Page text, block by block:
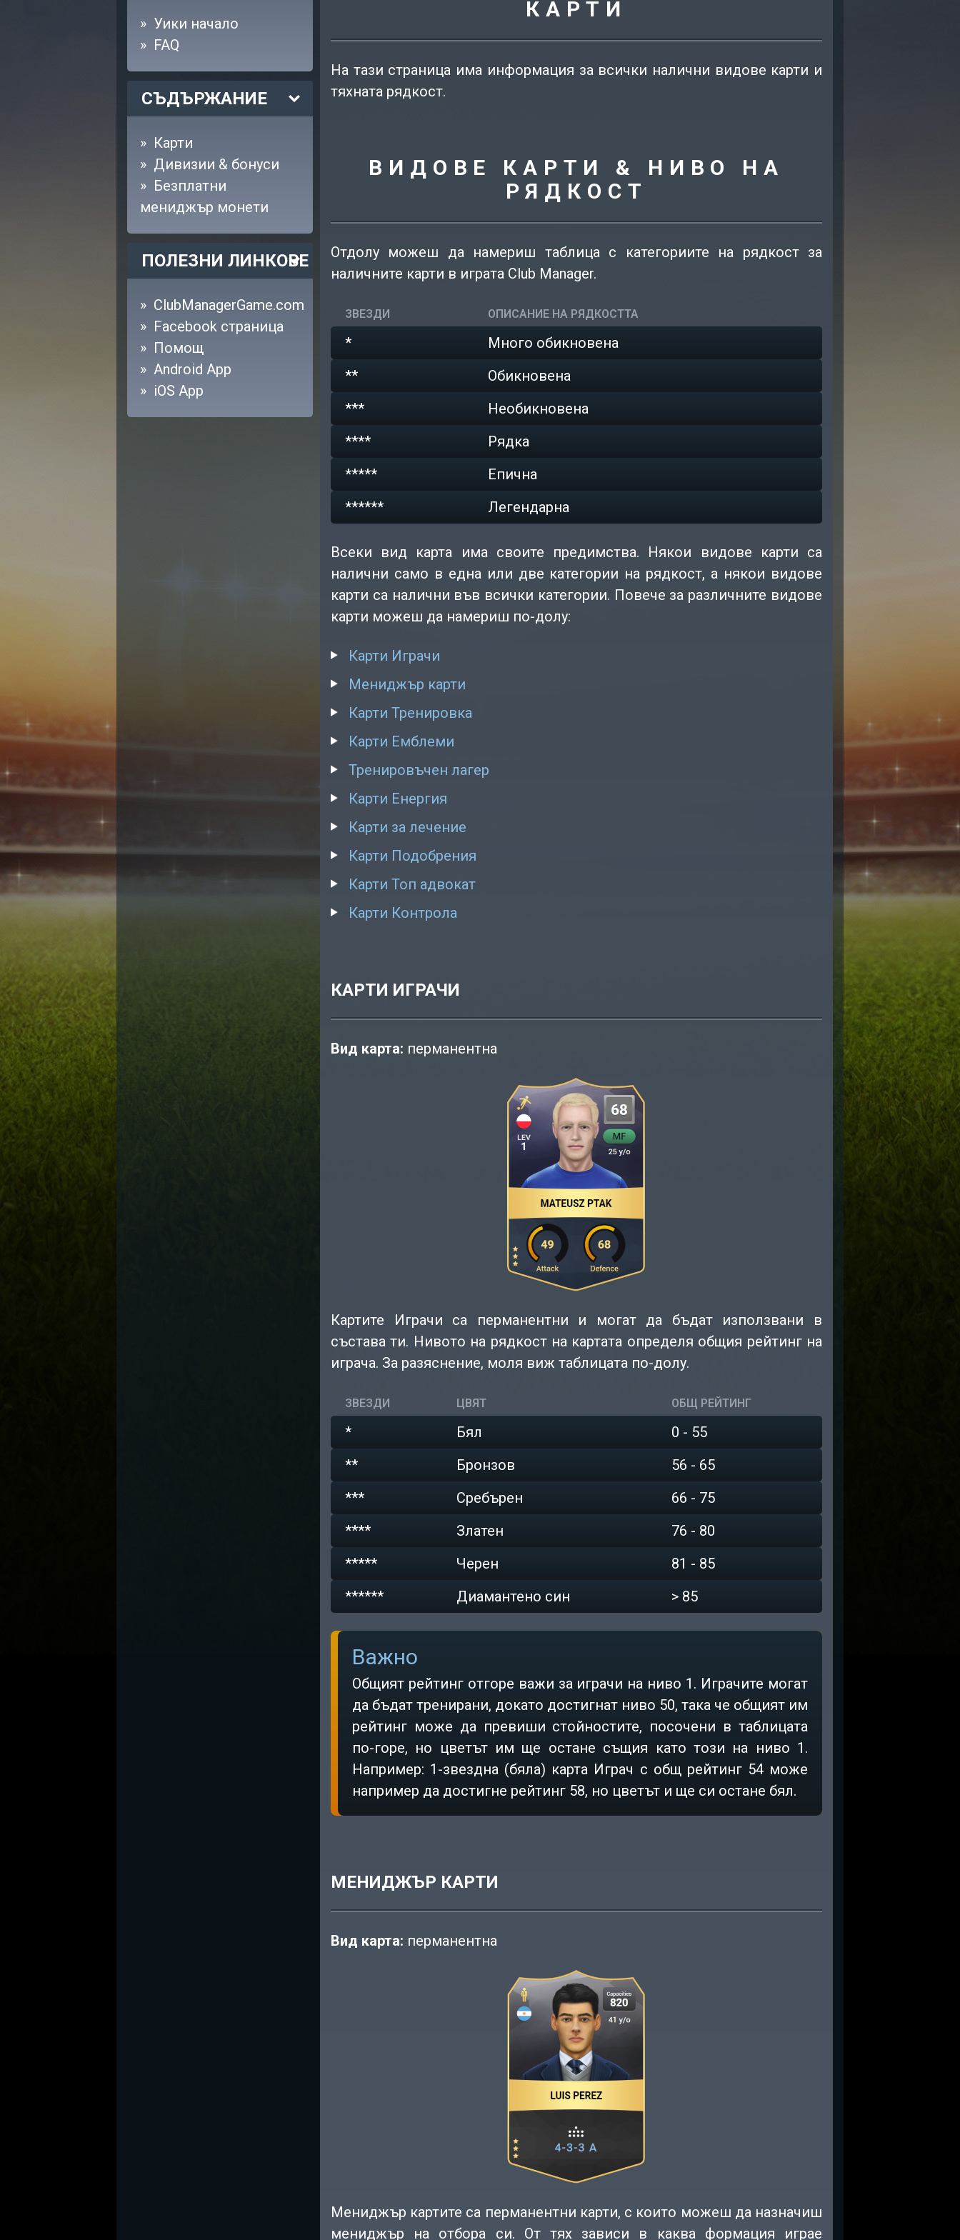
КАРТИ
На тази страница има информация за всички налични видове карти и
тяхната рядкост.
ВИДОВЕ КАРТИ & НИВО НА
РЯДКОСТ
Отдолу можеш да намериш таблица с категориите на рядкост за
наличните карти в играта Club Manager.
ЗВЕЗДИ ОПИСАНИЕ НА РЯДКОСТТА
*
Много обикновена
**
Обикновена
***
Необикновена
****
Рядка
*****
Епична
******
Легендарна
Всеки вид карта има своите предимства. Някои видове карти са
налични само в една или две категории на рядкост, а някои видове
карти са налични във всички категории. Повече за различните видове
карти можеш да намериш по-долу:
Карти Играчи
Мениджър карти
Карти Тренировка
Карти Емблеми
Тренировъчен лагер
Карти Енергия
Карти за лечение
Карти Подобрения
Карти Топ адвокат
Карти Контрола
КАРТИ ИГРАЧИ
Вид карта: перманентна
Картите Играчи са перманентни и могат да бъдат използвани в
състава ти. Нивото на рядкост на картата определя общия рейтинг на
играча. За разяснение, моля виж таблицата по-долу.
ЗВЕЗДИ ЦВЯТ ОБЩ РЕЙТИНГ
* Бял
0 - 55
**
Бронзов
56 - 65
***
Сребърен
66 - 75
****
Златен
76 - 80
*****
Черен
81 - 85
******
Диамантено син > 85
Важно
Общият рейтинг отгоре важи за играчи на ниво 1. Играчите могат
да бъдат тренирани, докато достигнат ниво 50, така че общият им
рейтинг може да превиши стойностите, посочени в таблицата
по-горе, но цветът им ще остане същия като този на ниво 1.
Например: 1-звездна (бяла) карта Играч с общ рейтинг 54 може
например да достигне рейтинг 58, но цветът и ще си остане бял.
МЕНИДЖЪР КАРТИ
Вид карта: перманентна
Мениджър картите са перманентни карти, с които можеш да назначиш
мениджър на отбора си. От тях зависи в каква формация играе
Уики начало
FAQ
СЪДЪРЖАНИЕ
Карти
Дивизии & бонуси
Безплатни
мениджър монети
ПОЛЕЗНИ ЛИНКОВЕ
ClubManagerGame.com
Facebook страница
Помощ
Android App
iOS App